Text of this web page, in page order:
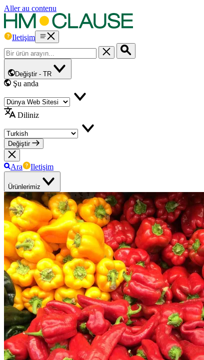
Aller au contenu
Iletişim
Değiştir - TR
Şu anda
Diliniz
Değiştir
Ara Iletişim
Ürünlerimiz